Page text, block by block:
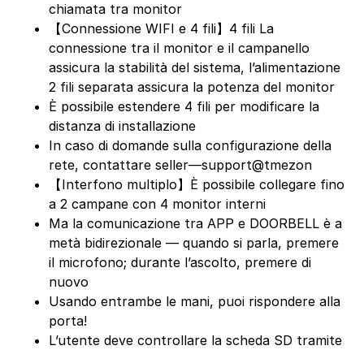
chiamata tra monitor
【Connessione WIFI e 4 fili】4 fili La
connessione tra il monitor e il campanello
assicura la stabilità del sistema, l’alimentazione
2 fili separata assicura la potenza del monitor
È possibile estendere 4 fili per modificare la
distanza di installazione
In caso di domande sulla configurazione della
rete, contattare seller—support@tmezon
【Interfono multiplo】È possibile collegare fino
a 2 campane con 4 monitor interni
Ma la comunicazione tra APP e DOORBELL è a
metà bidirezionale — quando si parla, premere
il microfono; durante l’ascolto, premere di
nuovo
Usando entrambe le mani, puoi rispondere alla
porta!
L’utente deve controllare la scheda SD tramite